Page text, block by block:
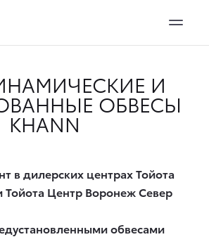
И
ОБВЕСЫ
KHANN
в дилерских центрах Тойота
Центр Воронеж Север
обвесами